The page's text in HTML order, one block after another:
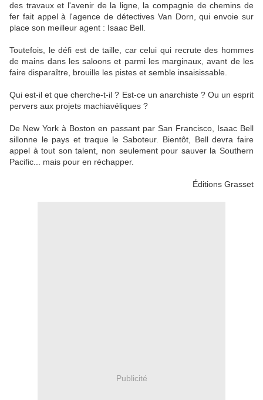
des travaux et l'avenir de la ligne, la compagnie de chemins de
fer fait appel à l'agence de détectives Van Dorn, qui envoie sur
place son meilleur agent : Isaac Bell.
Toutefois, le défi est de taille, car celui qui recrute des hommes
de mains dans les saloons et parmi les marginaux, avant de les
faire disparaître, brouille les pistes et semble insaisissable.
Qui est-il et que cherche-t-il ? Est-ce un anarchiste ? Ou un esprit
pervers aux projets machiavéliques ?
De New York à Boston en passant par San Francisco, Isaac Bell
sillonne le pays et traque le Saboteur. Bientôt, Bell devra faire
appel à tout son talent, non seulement pour sauver la Southern
Pacific... mais pour en réchapper.
Éditions Grasset
Publicité